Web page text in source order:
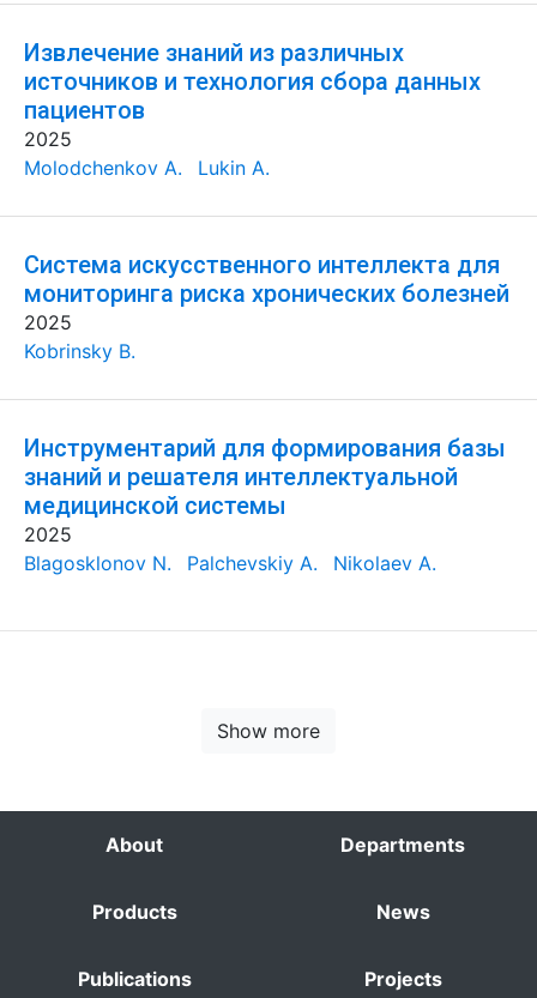
Извлечение знаний из различных
источников и технология сбора данных
пациентов
2025
Molodchenkov A.
Lukin A.
Система искусственного интеллекта для
мониторинга риска хронических болезней
2025
Kobrinsky B.
Инструментарий для формирования базы
знаний и решателя интеллектуальной
медицинской системы
2025
Blagosklonov N.
Palchevskiy A. Nikolaev A.
Show more
About Departments
Products News
Publications Projects